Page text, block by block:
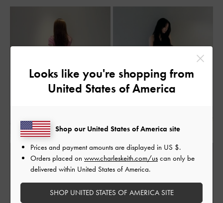
Looks like you're shopping from
United States of America
Shop our United States of America site
Prices and payment amounts are displayed in US $.
Orders placed on www.charleskeith.com/us can only be
delivered within United States of America.
SHOP UNITED STATES OF AMERICA SITE